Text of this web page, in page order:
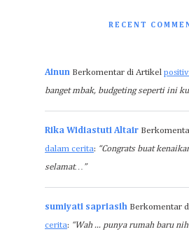
RECENT
Ainun Berkomentar di Artikel
banget mbak, budgeting seperti ini
Rika Widiastuti Altair
dalam cerita: “Congrats buat
selamat…”
sumiyati sapriasih Berkomentar
cerita: “Wah ... punya rumah baru